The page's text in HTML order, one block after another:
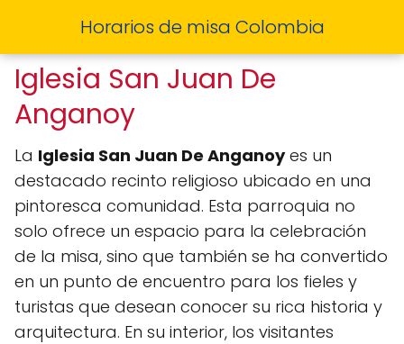
Horarios de misa Colombia
Iglesia San Juan De
Anganoy
La Iglesia San Juan De Anganoyes un
destacado recinto religioso ubicado en una
pintoresca comunidad. Esta parroquia no
solo ofrece un espacio para la celebración
de la misa, sino que también se ha convertido
en un punto de encuentro para los fieles y
turistas que desean conocer su rica historia y
arquitectura. En su interior, los visitantes